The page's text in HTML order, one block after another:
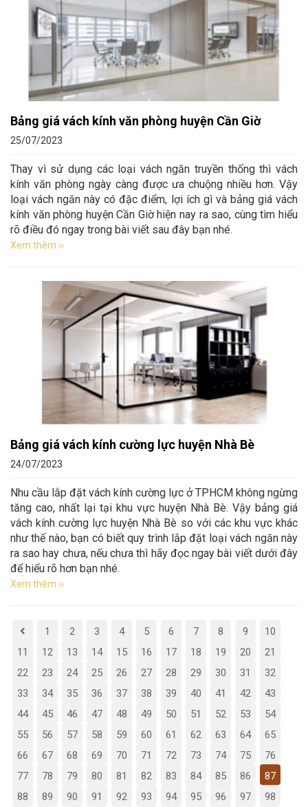
Bảng giá vách kính văn phòng huyện Cần Giờ
25/07/2023
Thay vì sử dụng các loại vách ngăn truyền thống thì vách
kính văn phòng ngày càng được ưa chuộng nhiều hơn. Vậy
loại vách ngăn này có đặc điểm, lợi ích gì và bảng giá vách
kính văn phòng huyện Cần Giờ hiện nay ra sao, cùng tìm hiểu
rõ điều đó ngay trong bài viết sau đây bạn nhé.
Xem thêm ››
Bảng giá vách kính cường lực huyện Nhà Bè
24/07/2023
Nhu cầu lắp đặt vách kính cường lực ở TPHCM không ngừng
tăng cao, nhất lại tại khu vực huyện Nhà Bè. Vậy bảng giá
vách kính cường lực huyện Nhà Bè so với các khu vực khác
như thế nào, bạn có biết quy trình lắp đặt loại vách ngăn này
ra sao hay chưa, nếu chưa thì hãy đọc ngay bài viết dưới đây
để hiểu rõ hơn bạn nhé.
Xem thêm ››
1 2 3 4 5 6 7 8 9
10
11
12 13 14 15 16 17 18 19 20
21
22
23 24 25 26 27 28 29 30 31
32
33
34 35 36 37 38 39 40 41 42
43
44
45 46 47 48 49 50 51 52 53
54
55
56 57 58 59 60 61 62 63 64
65
66
67 68 69 70 71 72 73 74 75
76
77
78 79 80 81 82 83 84 85 86
87
88
89 90 91 92 93 94 95 96 97 98